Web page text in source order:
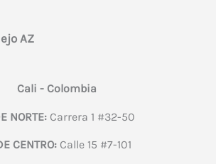
AZ
Cali - Colombia
NORTE:Carrera 1 #32-50
CENTRO: Calle 15 #7-101